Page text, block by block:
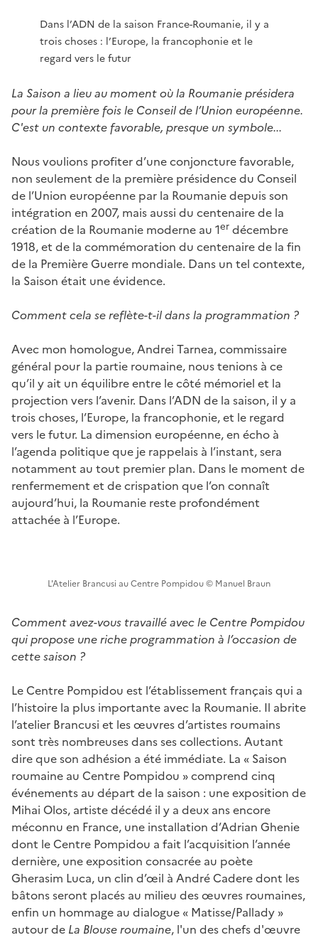
Dans l’ADN de la saison France-Roumanie, il y a
trois choses : l’Europe, la francophonie et le
regard vers le futur
La Saison a lieu au moment où la Roumanie présidera
pour la première fois le Conseil de l’Union européenne.
C'est un contexte favorable, presque un symbole...
Nous voulions profiter d’une conjoncture favorable,
non seulement de la première présidence du Conseil
de l’Union européenne par la Roumanie depuis son
intégration en 2007, mais aussi du centenaire de la
création de la Roumanie moderne au 1er décembre
1918, et de la commémoration du centenaire de la fin
de la Première Guerre mondiale. Dans un tel contexte,
la Saison était une évidence.
Comment cela se reflète-t-il dans la programmation ?
Avec mon homologue, Andrei Tarnea, commissaire
général pour la partie roumaine, nous tenions à ce
qu’il y ait un équilibre entre le côté mémoriel et la
projection vers l’avenir. Dans l’ADN de la saison, il y a
trois choses, l’Europe, la francophonie, et le regard
vers le futur. La dimension européenne, en écho à
l’agenda politique que je rappelais à l’instant, sera
notamment au tout premier plan. Dans le moment de
renfermement et de crispation que l’on connaît
aujourd’hui, la Roumanie reste profondément
attachée à l’Europe.
L'Atelier Brancusi au Centre Pompidou © Manuel Braun
Comment avez-vous travaillé avec le Centre Pompidou
qui propose une riche programmation à l’occasion de
cette saison ?
Le Centre Pompidou est l’établissement français qui a
l’histoire la plus importante avec la Roumanie. Il abrite
l’atelier Brancusi et les œuvres d’artistes roumains
sont très nombreuses dans ses collections. Autant
dire que son adhésion a été immédiate. La « Saison
roumaine au Centre Pompidou » comprend cinq
événements au départ de la saison : une exposition de
Mihai Olos, artiste décédé il y a deux ans encore
méconnu en France, une installation d’Adrian Ghenie
dont le Centre Pompidou a fait l’acquisition l’année
dernière, une exposition consacrée au poète
Gherasim Luca, un clin d’œil à André Cadere dont les
bâtons seront placés au milieu des œuvres roumaines,
enfin un hommage au dialogue « Matisse/Pallady »
autour de La Blouse roumaine, l'un des chefs d'œuvre